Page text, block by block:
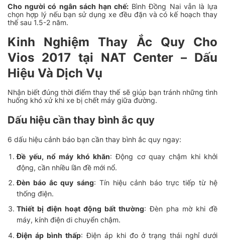
Cho người có ngân sách hạn chế: Bình Đồng Nai vẫn là lựa
chọn hợp lý nếu bạn sử dụng xe đều đặn và có kế hoạch thay
thế sau 1.5-2 năm.
Kinh Nghiệm Thay Ắc Quy Cho
Vios 2017 tại NAT Center – Dấu
Hiệu Và Dịch Vụ
Nhận biết đúng thời điểm thay thế sẽ giúp bạn tránh những tình
huống khó xử khi xe bị chết máy giữa đường.
Dấu hiệu cần thay bình ắc quy
6 dấu hiệu cảnh báo bạn cần thay bình ắc quy ngay:
Đề yếu, nổ máy khó khăn: Động cơ quay chậm khi khởi
động, cần nhiều lần đề mới nổ.
Đèn báo ắc quy sáng: Tín hiệu cảnh báo trực tiếp từ hệ
thống điện.
Thiết bị điện hoạt động bất thường: Đèn pha mờ khi đề
máy, kính điện di chuyển chậm.
Điện áp bình thấp: Điện áp khi đo ở trạng thái nghỉ dưới